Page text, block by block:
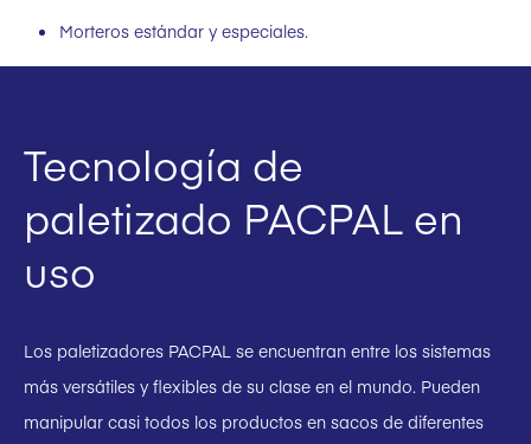
Morteros estándar y especiales.
Tecnología de
paletizado PACPAL en
uso
Los paletizadores PACPAL se encuentran entre los sistemas
más versátiles y flexibles de su clase en el mundo. Pueden
manipular casi todos los productos en sacos de diferentes